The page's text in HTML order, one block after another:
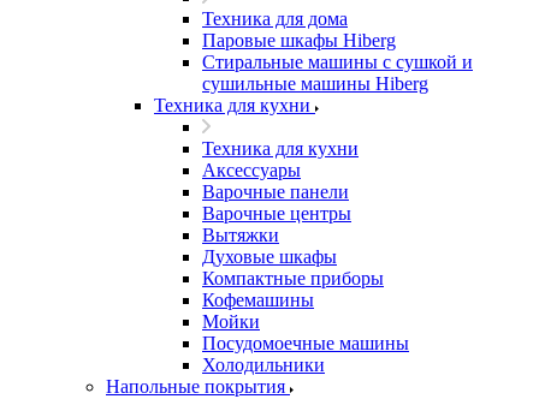
Техника для дома
Паровые шкафы Hiberg
Стиральные машины с сушкой и
сушильные машины Hiberg
Техника для кухни
Техника для кухни
Аксессуары
Варочные панели
Варочные центры
Вытяжки
Духовые шкафы
Компактные приборы
Кофемашины
Мойки
Посудомоечные машины
Холодильники
Напольные покрытия